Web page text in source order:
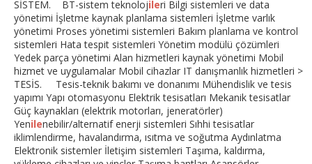
SİSTEM. BT-sistem teknolojileri Bilgi sistemleri ve data
yönetimi İşletme kaynak planlama sistemleri İşletme varlık
yönetimi Proses yönetimi sistemleri Bakım planlama ve kontrol
sistemleri Hata tespit sistemleri Yönetim modülü çözümleri
Yedek parça yönetimi Alan hizmetleri kaynak yönetimi Mobil
hizmet ve uygulamalar Mobil cihazlar IT danışmanlık hizmetleri >
TESİS. Tesis-teknik bakımı ve donanımı Mühendislik ve tesis
yapımı Yapı otomasyonu Elektrik tesisatları Mekanik tesisatlar
Güç kaynakları (elektrik motorları, jeneratörler)
Yenilenebilir/alternatif enerji sistemleri Sıhhi tesisatlar
iklimlendirme, havalandırma, ısıtma ve soğutma Aydınlatma
Elektronik sistemler İletişim sistemleri Taşıma, kaldırma,